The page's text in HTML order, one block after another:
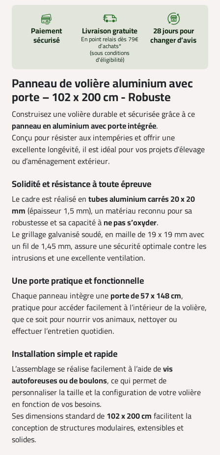
Paiement
sécurisé
Livraison gratuite
En point relais dès 79€
d’achats*
(sous conditions
d'éligibilité)
28 jours pour
changer d’avis
Panneau de volière aluminium avec
porte – 102 x 200 cm - Robuste
Construisez une volière durable et sécurisée grâce à ce
panneau en aluminium avec porte intégrée.
Conçu pour résister aux intempéries et offrir une
excellente longévité, il est idéal pour vos projets d’élevage
ou d’aménagement extérieur.
Solidité et résistance à toute épreuve
Le cadre est réalisé en tubes aluminium carrés 20 x 20
mm (épaisseur 1,5 mm), un matériau reconnu pour sa
robustesse et sa capacité àne pas s’oxyder.
Le grillage galvanisé soudé, en maille de 19 x 19 mm avec
un fil de 1,45 mm, assure une sécurité optimale contre les
intrusions et une excellente ventilation.
Une porte pratique et fonctionnelle
Chaque panneau intègre uneporte de 57 x 148 cm,
pratique pour accéder facilement à l’intérieur de la volière,
que ce soit pour nourrir vos animaux, nettoyer ou
effectuer l’entretien quotidien.
Installation simple et rapide
L’assemblage se réalise facilement à l’aide devis
autoforeuses ou de boulons, ce qui permet de
personnaliser la taille et la configuration de votre volière
en fonction de vos besoins.
Ses dimensions standard de 102 x 200 cm facilitent la
conception de structures modulaires, extensibles et
solides.